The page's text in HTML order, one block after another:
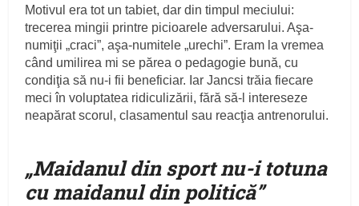
Motivul era tot un tabiet, dar din timpul meciului:
trecerea mingii printre picioarele adversarului. Aşa-
numiţii „craci”, aşa-numitele „urechi”. Eram la vremea
când umilirea mi se părea o pedagogie bună, cu
condiţia să nu-i fii beneficiar. Iar Jancsi trăia fiecare
meci în voluptatea ridiculizării, fără să-l intereseze
neapărat scorul, clasamentul sau reacţia antrenorului.
„Maidanul din sport nu-i totuna
cu maidanul din politică”